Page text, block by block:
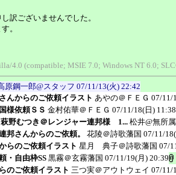
訳ございませんでした。
。
4.0 (compatible; MSIE 7.0; Windows NT 6.0;
原鋼一郎@スタッフ 07/11/13(火) 22:42
んからのご依頼イラスト あやの＠ＦＥＧ 07/11/
様依頼ＳＳ 金村佑華＠ＦＥＧ 07/11/18(日) 11:38
野むつき＠レンジャー連邦様 1... 松井@無所属
邦さんからのご依頼。
花陵＠詩歌藩国 07/11/
らのご依頼イラスト 星月 典子＠詩歌藩国 07/
・自由枠SS 黒霧＠玄霧藩国 07/11/19(月) 20:39
のご依頼イラスト 三つ実＠アウトウェイ 07/11/